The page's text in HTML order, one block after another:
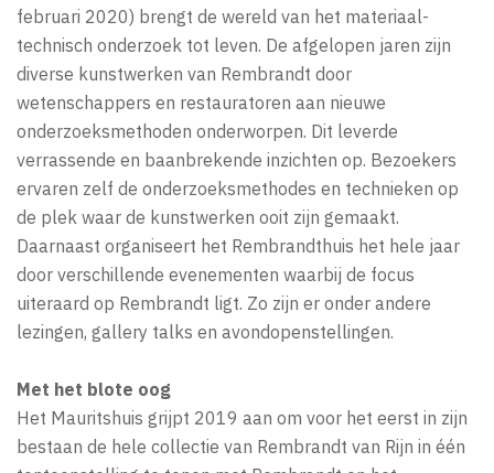
februari 2020) brengt de wereld van het materiaal-
technisch onderzoek tot leven. De afgelopen jaren zijn
diverse kunstwerken van Rembrandt door
wetenschappers en restauratoren aan nieuwe
onderzoeksmethoden onderworpen. Dit leverde
verrassende en baanbrekende inzichten op. Bezoekers
ervaren zelf de onderzoeksmethodes en technieken op
de plek waar de kunstwerken ooit zijn gemaakt.
Daarnaast organiseert het Rembrandthuis het hele jaar
door verschillende evenementen waarbij de focus
uiteraard op Rembrandt ligt. Zo zijn er onder andere
lezingen, gallery talks en avondopenstellingen.
Met het blote oog
Het Mauritshuis grijpt 2019 aan om voor het eerst in zijn
bestaan de hele collectie van Rembrandt van Rijn in één